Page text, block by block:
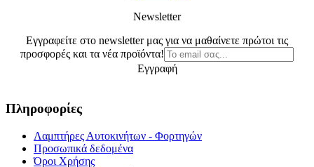
Newsletter
Εγγραφείτε στο newsletter μας για να μαθαίνετε πρώτοι τις
προσφορές και τα νέα προϊόντα!
Εγγραφή
Πληροφορίες
Λαμπτήρες Αυτοκινήτων - Φορτηγών
Προσωπικά δεδομένα
Όροι Χρήσης